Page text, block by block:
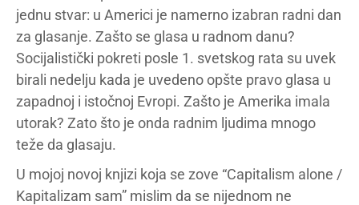
jednu stvar: u Americi je namerno izabran radni dan
za glasanje. Zašto se glasa u radnom danu?
Socijalistički pokreti posle 1. svetskog rata su uvek
birali nedelju kada je uvedeno opšte pravo glasa u
zapadnoj i istočnoj Evropi. Zašto je Amerika imala
utorak? Zato što je onda radnim ljudima mnogo
teže da glasaju.
U mojoj novoj knjizi koja se zove “Capitalism alone /
Kapitalizam sam” mislim da se nijednom ne